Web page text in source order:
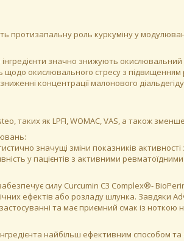
протизапальну роль куркуміну у
значно знижують
щодо окислювального стресу з підвищенням
концентрації малонового
таких як LPFI, WOMAC, VAS, а також
значущі зміни показників
у пацієнтів з активними
силу Curcumin C3 Complex®-
ефектів або розладу шлунка. Завдяки
та має приємний смак із ноткою
найбільш ефективним способом